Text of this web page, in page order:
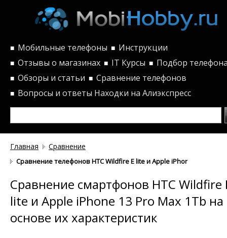
■ Мобильные телефоны ■ Инструкции
■ Отзывы о магазинах ■ IT Курсы ■ Подбор
■ Обзоры и статьи ■ Сравнение телефонов
■ Вопросы и ответы Находки на Алиэкспресс
Главная Сравнение
Сравнение телефонов HTC Wildfire E lite и Apple iPhone 13 Pro
Сравнение смартфонов HTC Wildfire
lite и Apple iPhone 13 Pro Max 1Tb на
основе их характеристик